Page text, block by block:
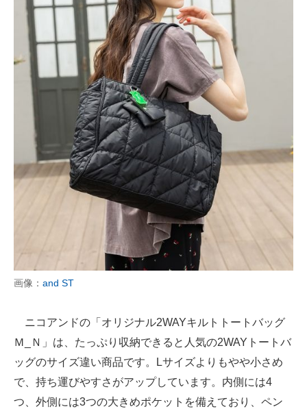
画像： and ST
ニコアンドの「オリジナル2WAYキルトトートバッグ
Ｍ_Ｎ」は、たっぷり収納できると人気の2WAYトートバ
ッグのサイズ違い商品です。Lサイズよりもやや小さめ
で、持ち運びやすさがアップしています。内側には4
つ、外側には3つの大きめポケットを備えており、ペン